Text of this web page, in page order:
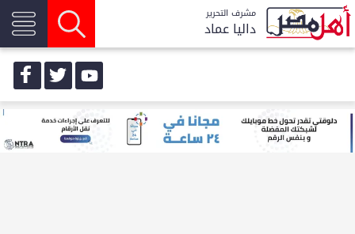
مشرف التحرير
داليا عماد